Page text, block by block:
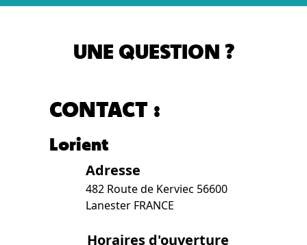
UNE QUESTION ?
CONTACT :
Lorient
Adresse
482 Route de Kerviec 56600
Lanester FRANCE
Horaires d'ouverture